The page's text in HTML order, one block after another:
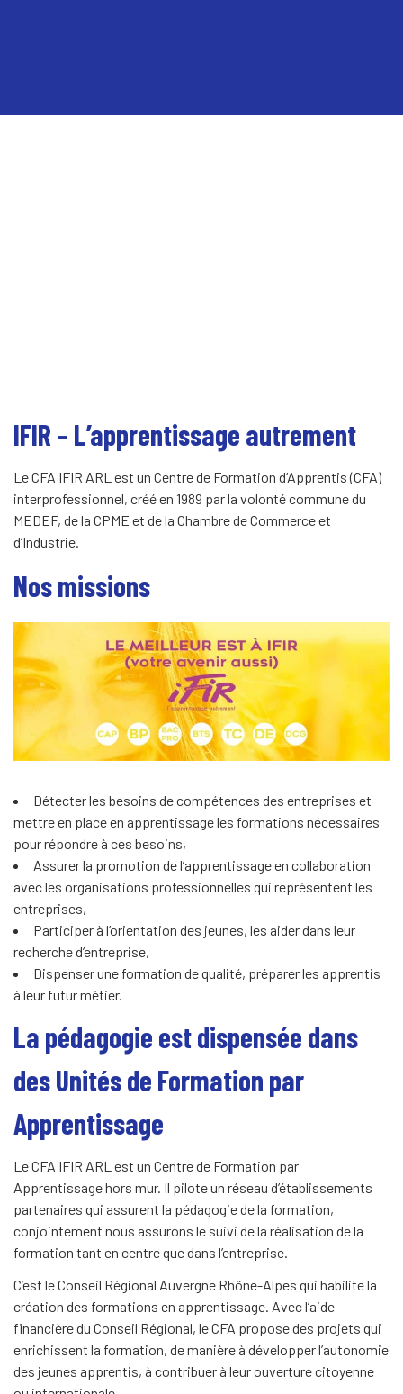
IFIR – L’apprentissage autrement
Le CFA IFIR ARL est un Centre de Formation d’Apprentis (CFA)
interprofessionnel, créé en 1989 par la volonté commune du
MEDEF, de la CPME et de la Chambre de Commerce et
d’Industrie.
Nos missions
Détecter les besoins de compétences des entreprises et
mettre en place en apprentissage les formations nécessaires
pour répondre à ces besoins,
Assurer la promotion de l’apprentissage en collaboration
avec les organisations professionnelles qui représentent les
entreprises,
Participer à l’orientation des jeunes, les aider dans leur
recherche d’entreprise,
Dispenser une formation de qualité, préparer les apprentis
à leur futur métier.
La pédagogie est dispensée dans
des Unités de Formation par
Apprentissage
Le CFA IFIR ARL est un Centre de Formation par
Apprentissage hors mur. Il pilote un réseau d’établissements
partenaires qui assurent la pédagogie de la formation,
conjointement nous assurons le suivi de la réalisation de la
formation tant en centre que dans l’entreprise.
C’est le Conseil Régional Auvergne Rhône-Alpes qui habilite la
création des formations en apprentissage. Avec l’aide
financière du Conseil Régional, le CFA propose des projets qui
enrichissent la formation, de manière à développer l’autonomie
des jeunes apprentis, à contribuer à leur ouverture citoyenne